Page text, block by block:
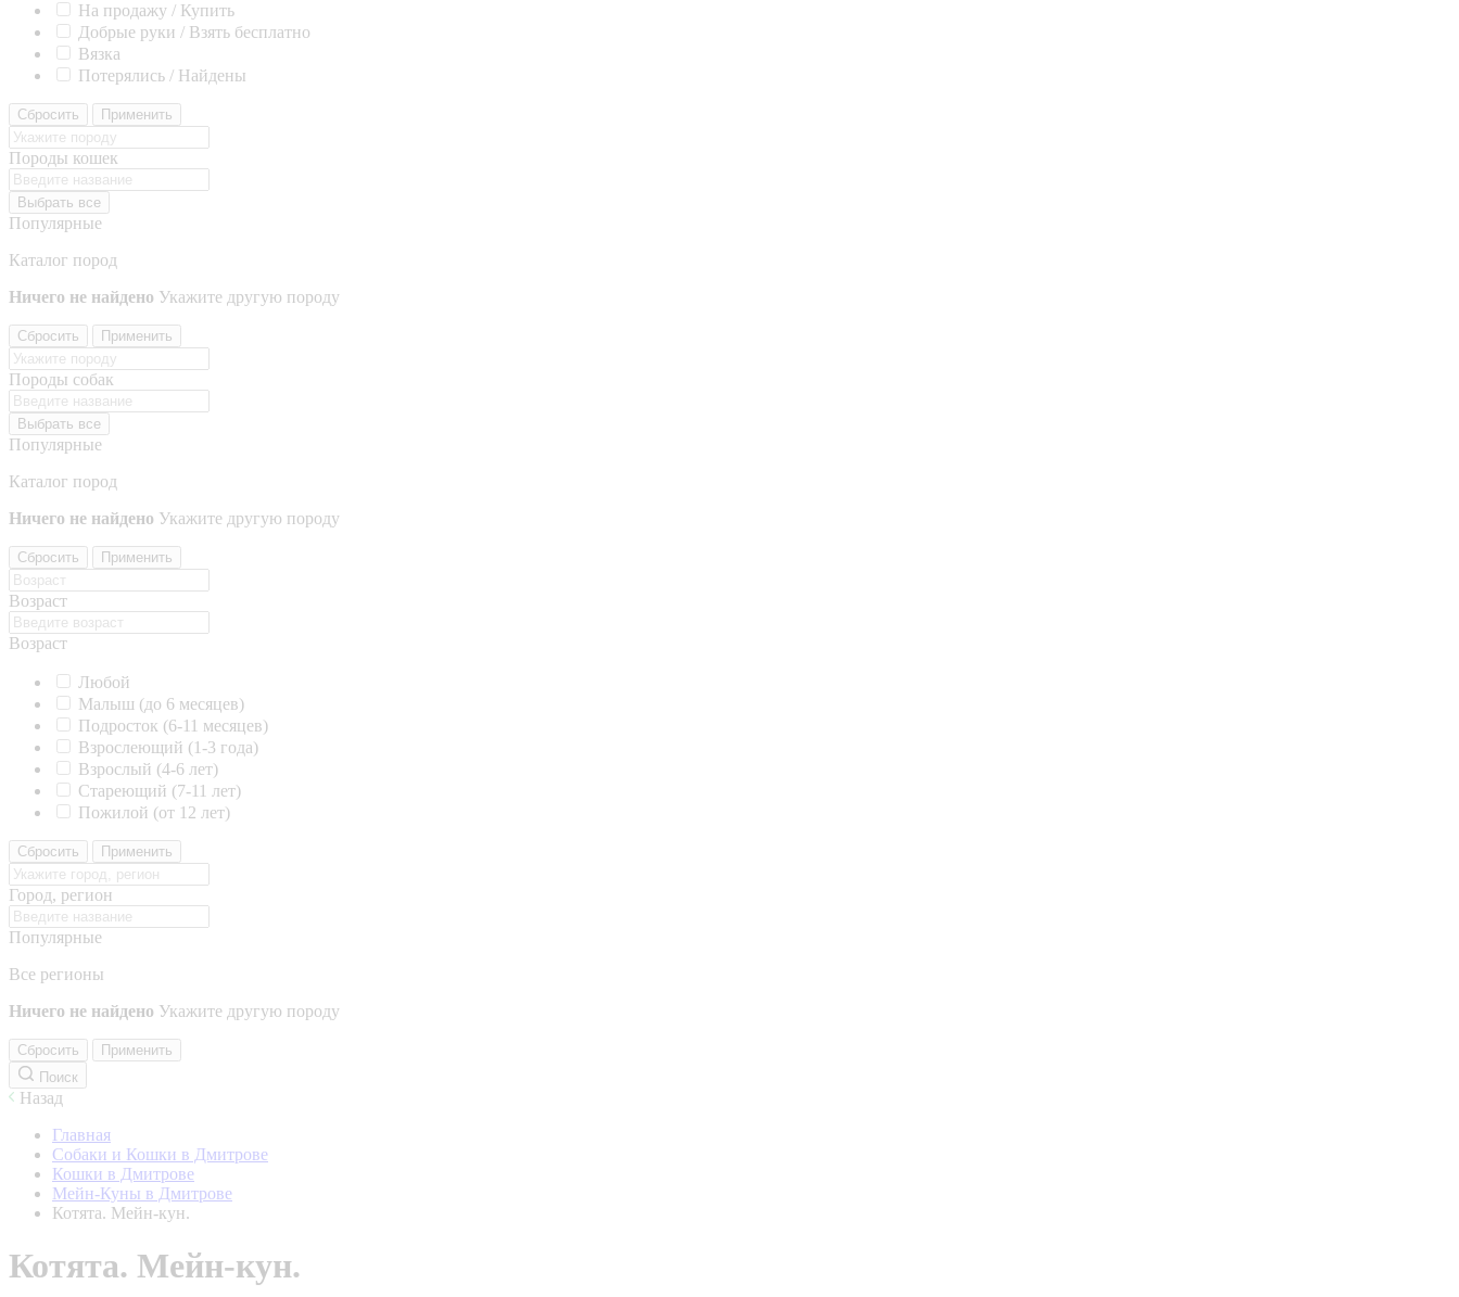
На продажу / Купить
Добрые руки / Взять бесплатно
Вязка
Потерялись / Найдены
Сбросить Применить
Породы кошек
Выбрать все
Популярные
Каталог пород
Ничего не найдено Укажите другую породу
Сбросить Применить
Породы собак
Выбрать все
Популярные
Каталог пород
Ничего не найдено Укажите другую породу
Сбросить Применить
Возраст
Возраст
Любой
Малыш (до 6 месяцев)
Подросток (6-11 месяцев)
Взрослеющий (1-3 года)
Взрослый (4-6 лет)
Стареющий (7-11 лет)
Пожилой (от 12 лет)
Сбросить Применить
Город, регион
Популярные
Все регионы
Ничего не найдено Укажите другую породу
Сбросить
Применить
Поиск
Назад
Главная
Собаки и Кошки в Дмитрове
Кошки в Дмитрове
Мейн-Куны в Дмитрове
Котята. Мейн-кун.
Котята. Мейн-кун.